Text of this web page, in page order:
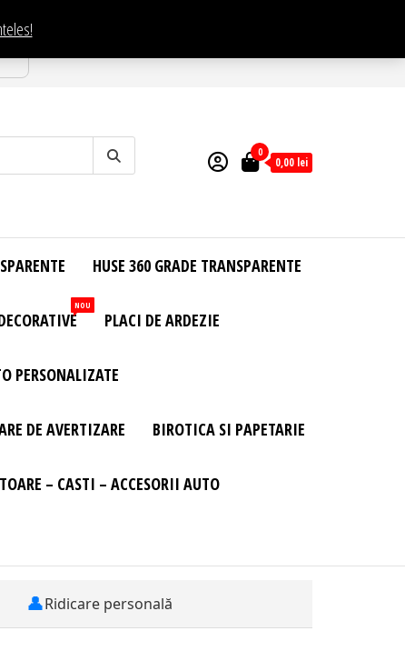
0
0,00 lei
HUSE 360 GRADE TRANSPARENTE
NOU
PLACI DE ARDEZIE
PERSONALIZATE
DE AVERTIZARE BIROTICA SI PAPETARIE
– CASTI – ACCESORII AUTO
👤Ridicare personală